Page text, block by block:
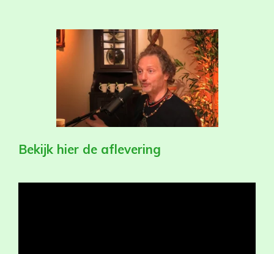
Bekijk hier de aflevering